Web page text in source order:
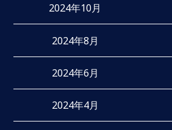
2024年10月
2024年8月
2024年6月
2024年4月